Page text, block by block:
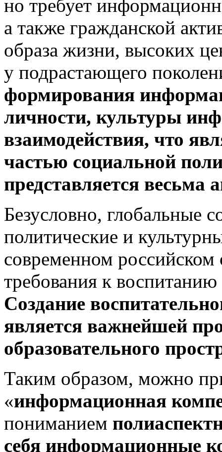
но требует
а также гражданской
образа жизни, высоких
у подрастающего
формирования
личности, культуры
взаимодействия, что
частью социальной
представляется весьма
Безусловно, глобальные
политические и
современном
требования к
Создание
является важнейшей
образовательного
Таким образом, можно
«информационная
пониманием
себя информационные